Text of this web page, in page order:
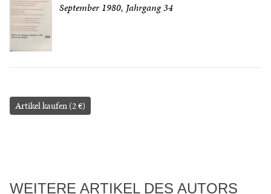
September 1980, Jahrgang 34
Artikel kaufen (2 €)
WEITERE ARTIKEL DES AUTORS